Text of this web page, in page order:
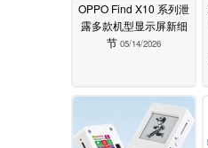
OPPO Find X10 系列泄
露多款机型显示屏新细
节 05/14/2026